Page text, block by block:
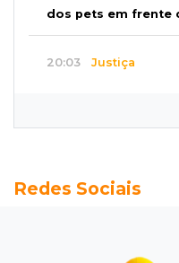
dos pets em frente
20:03 Justiça
Júri condena a 25
Redes Sociais